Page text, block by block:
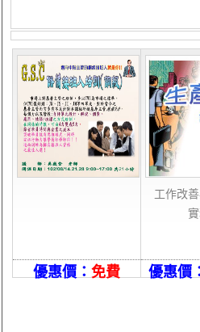
優惠價： 免費
工作改
優惠價